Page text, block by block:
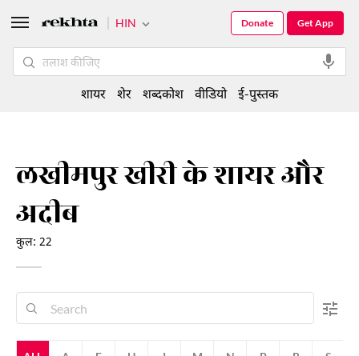
लखीमपुर खीरी के शायर और
अदीब
कुल: 22
HIN Get App
Donate
शायर शेर शब्दकोश वीडियो ई-पुस्तक